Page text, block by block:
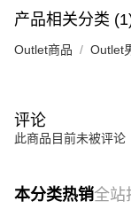
产品相关分类
Outlet商品 Outlet
评论
此商品目前未被评论
本分类热销全站